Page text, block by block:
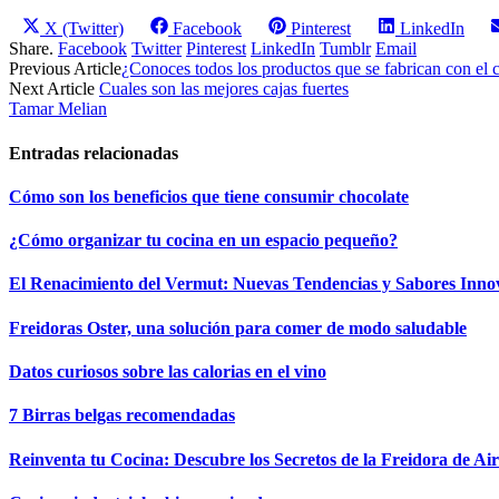
Compartir
en
X (Twitter)
Compartir
en
Facebook
Compartir
en
Pinterest
Compartir
en
LinkedIn
Share. Facebook Twitter Pinterest LinkedIn Tumblr Email
Previous Article¿Conoces todos los productos que se fabrican con el
Next Article Cuales son las mejores cajas fuertes
Tamar Melian
Entradas relacionadas
Cómo son los beneficios que tiene consumir chocolate
¿Cómo organizar tu cocina en un espacio pequeño?
El Renacimiento del Vermut: Nuevas Tendencias y Sabores
Freidoras Oster, una solución para comer de modo saludable
Datos curiosos sobre las calorias en el vino
7 Birras belgas recomendadas
Reinventa tu Cocina: Descubre los Secretos de la Freidora de